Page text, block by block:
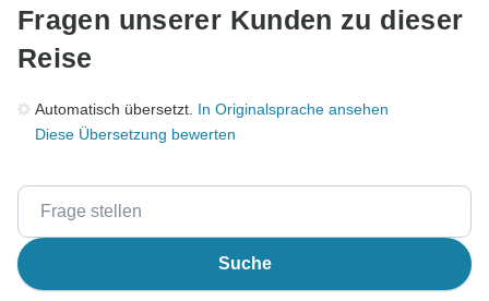
Fragen unserer Kunden zu dieser
Reise
Automatisch übersetzt. In Originalsprache ansehen
Diese Übersetzung bewerten
Suche